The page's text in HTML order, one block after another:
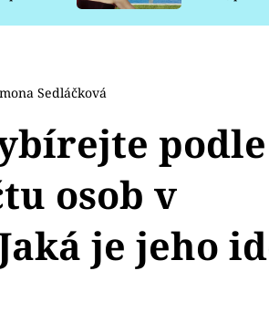
Sedláčková
podle
osob v
je jeho